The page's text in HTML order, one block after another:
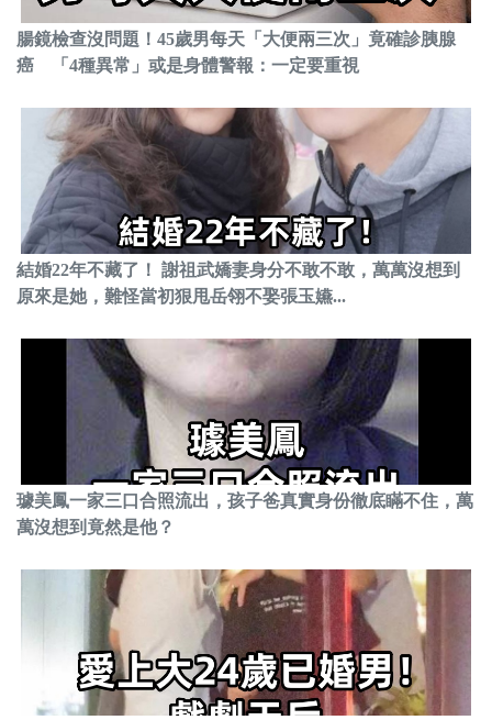
腸鏡檢查沒問題！45歲男每天「大便兩三次」竟確診胰腺
癌 「4種異常」或是身體警報：一定要重視
結婚22年不藏了！ 謝祖武嬌妻身分不敢不敢，萬萬沒想到
原來是她，難怪當初狠甩岳翎不娶張玉嬿...
璩美鳳一家三口合照流出，孩子爸真實身份徹底瞞不住，萬
萬沒想到竟然是他？